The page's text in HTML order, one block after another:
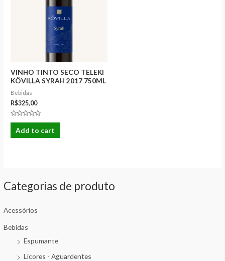
Categorias de produto
Acessórios
Bebidas
Espumante
Licores - Aguardentes
VINHO TINTO SECO TELEKI
KÖVILLA SYRAH 2017 750ML
Bebidas
R$325,00
Rated
out
of
Add to cart